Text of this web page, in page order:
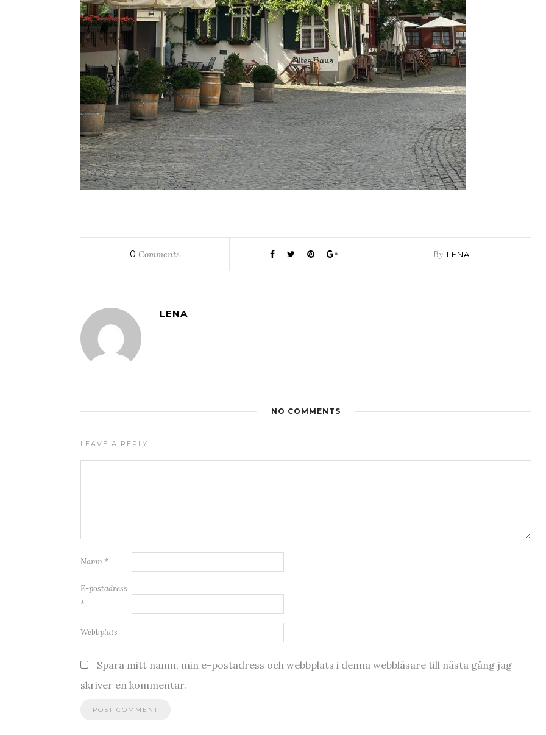
0 Comments By LENA
LENA
NO COMMENTS
LEAVE A REPLY
Namn *
E-postadress
*
Webbplats
Spara mitt namn, min e-postadress och webbplats i denna webbläsare till nästa gång jag
skriver en kommentar.